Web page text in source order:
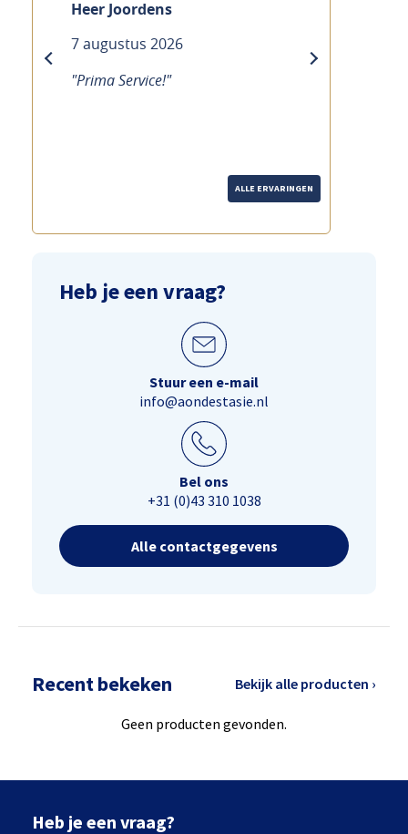
Heer Joordens
7 augustus 2026
"Prima Service!"
next
ALLE ERVARINGEN
Heb je een vraag?
Stuur een e-mail
info@aondestasie.nl
Bel ons
+31 (0)43 310 1038
Alle contactgegevens
Recent bekeken Bekijk alle producten ›
Geen producten gevonden.
Heb je een vraag?